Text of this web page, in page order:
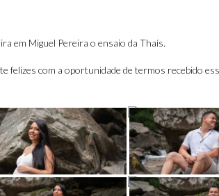
em Miguel Pereira o ensaio da Thaís.
felizes com a oportunidade de termos recebido